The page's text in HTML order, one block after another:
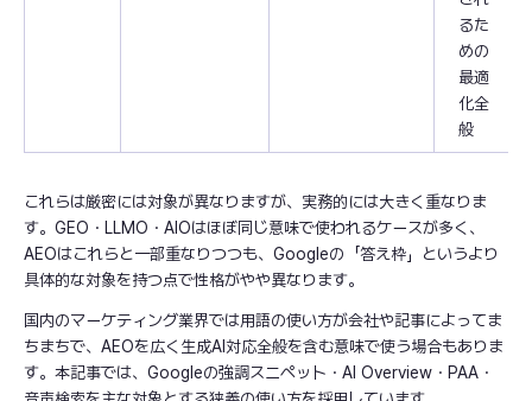
るた
めの
最適
化全
般
これらは厳密には対象が異なりますが、実務的には大きく重なりま
す。GEO・LLMO・AIOはほぼ同じ意味で使われるケースが多く、
AEOはこれらと一部重なりつつも、Googleの「答え枠」というより
具体的な対象を持つ点で性格がやや異なります。
国内のマーケティング業界では用語の使い方が会社や記事によってま
ちまちで、AEOを広く生成AI対応全般を含む意味で使う場合もありま
す。本記事では、Googleの強調スニペット・AI Overview・PAA・